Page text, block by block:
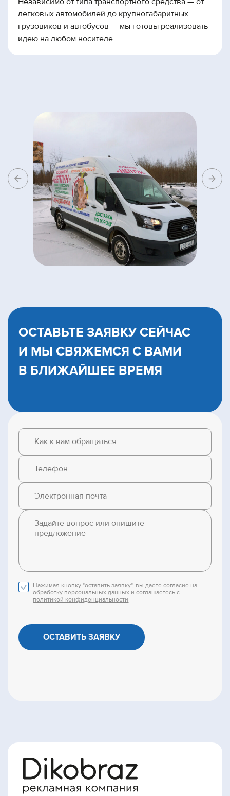
легковых автомобилей до крупногабаритных
грузовиков и автобусов — мы готовы реализовать
идею на любом носителе.
ОСТАВЬТЕ ЗАЯВКУ СЕЙЧАС
И МЫ CВЯЖЕМСЯ С ВАМИ
В БЛИЖАЙШЕЕ ВРЕМЯ
Нажимая кнопку "оставить заявку", вы даетесогласие на
обработку персональных данных и соглашаетесь с
политикой конфиденциальности
ОСТАВИТЬ ЗАЯВКУ